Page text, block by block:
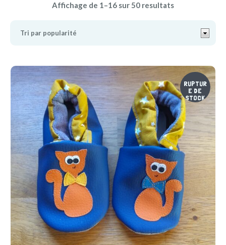
Affichage de 1–16 sur 50 resultats
RUPTUR
E DE
STOCK